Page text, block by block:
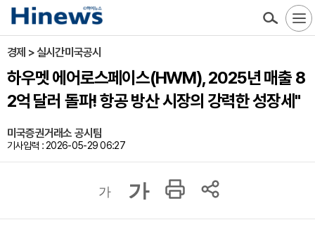
경제 > 실시간미국공시
하우멧 에어로스페이스(HWM), 2025년 매출 8
2억 달러 돌파! 항공 방산 시장의 강력한 성장세"
미국증권거래소 공시팀
기사입력 : 2026-05-29 06:27
가 가